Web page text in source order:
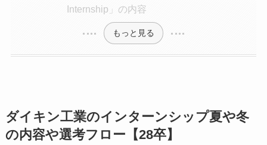
Internship」の内容
もっと見る
ダイキン工業のインターンシップ夏や冬
の内容や選考フロー【28卒】